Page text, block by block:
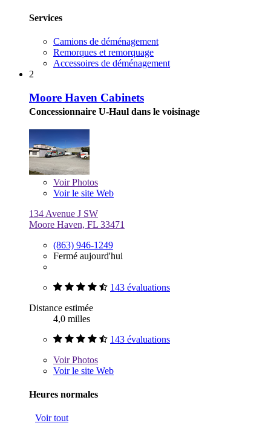
Services
Camions de déménagement
Remorques et remorquage
Accessoires de déménagement
2
Moore Haven Cabinets
Concessionnaire U-Haul dans le voisinage
VoirPhotos
Voir le site Web
134 Avenue J SW
Moore Haven, FL 33471
(863) 946-1249
Fermé aujourd'hui
143 évaluations
Distance estimée
4,0 milles
143 évaluations
VoirPhotos
Voir le site Web
Heures normales
Voir tout